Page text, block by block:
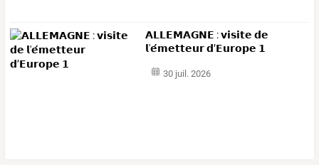
𝗔𝗟𝗟𝗘𝗠𝗔𝗚𝗡𝗘 : 𝘃𝗶𝘀𝗶𝘁𝗲 𝗱𝗲
𝗹'𝗲́𝗺𝗲𝘁𝘁𝗲𝘂𝗿 𝗱’𝗘𝘂𝗿𝗼𝗽𝗲 𝟭
30 juil. 2026